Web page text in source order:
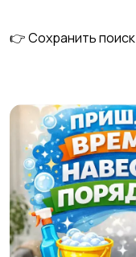
Деловые услуги
👉 Сохранить поиск